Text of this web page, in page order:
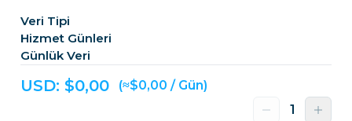
Veri Tipi
Hizmet Günleri
Günlük Veri
USD: $0,00 (≈$0,00 / Gün)